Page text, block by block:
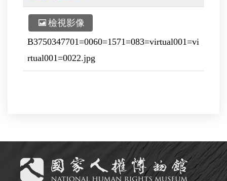
檢視影像
B3750347701=0060=1571=083=virtual001=vi
rtual001=0022.jpg